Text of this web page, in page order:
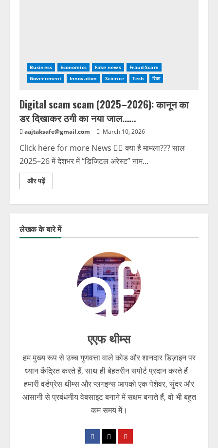
Business Economics Fake news
Fraud-Scam
Government
Innovation Science Tech शिक्षा
Digital scam scam (2025–2026): कानून का
डर दिखाकर ठगी का नया जाल……
aajtaksafe@gmail.com March 10, 2026
Click here for more News 🕵️‍♂️ क्या है मामला??? साल
2025–26 में देशभर में “डिजिटल अरेस्ट” नाम...
और पढ़ें
लेखक के बारे में
एएफ थीम्स
हम मुख्य रूप से उच्च गुणवत्ता वाले कोड और शानदार डिज़ाइन पर
ध्यान केंद्रित करते हैं, साथ ही बेहतरीन सपोर्ट प्रदान करते हैं।
हमारी वर्डप्रेस थीम्स और प्लगइन्स आपको एक पेशेवर, सुंदर और
आसानी से प्रबंधनीय वेबसाइट बनाने में सक्षम बनाते हैं, वो भी बहुत
कम समय में।